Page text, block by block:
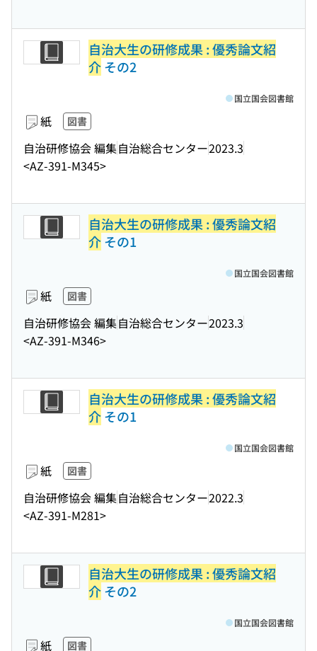
自治大生の研修成果 : 優秀論文紹
介その2
紙 図書
自治研修協会 編集自治総合センター2023.3
<AZ-391-M345>
国立国会図書館
自治大生の研修成果 : 優秀論文紹
介その1
紙 図書
自治研修協会 編集自治総合センター2023.3
<AZ-391-M346>
国立国会図書館
自治大生の研修成果 : 優秀論文紹
介その1
紙 図書
自治研修協会 編集自治総合センター2022.3
<AZ-391-M281>
国立国会図書館
自治大生の研修成果 : 優秀論文紹
介その2
紙 図書
国立国会図書館